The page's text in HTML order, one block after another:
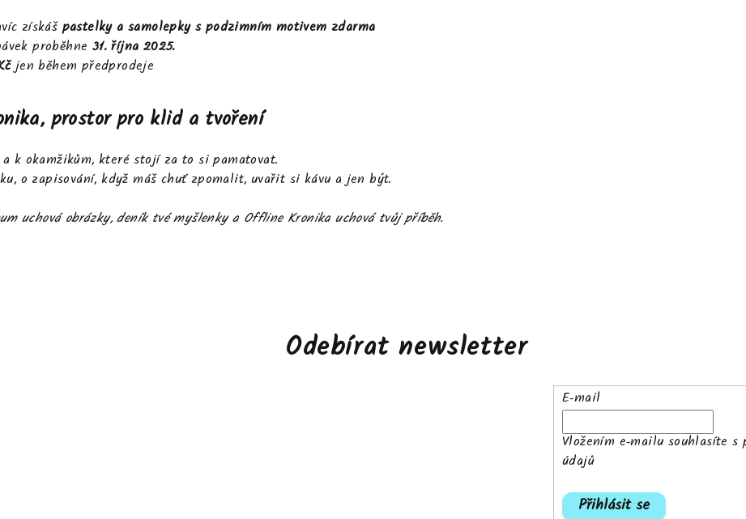
získášpastelky a samolepky s podzimním motivem zdarma
proběhne 31. října 2025.
jen během předprodeje
prostor pro klid a tvoření
k okamžikům, které stojí za to si pamatovat.
o zapisování, když máš chuť zpomalit, uvařit si kávu a jen být.
uchová obrázky, deník tvé myšlenky a Offline Kronika uchová tvůj příběh.
Odebírat newsletter
E-mail
Vložením e-mailu souhlasíte s
údajů
Přihlásit se